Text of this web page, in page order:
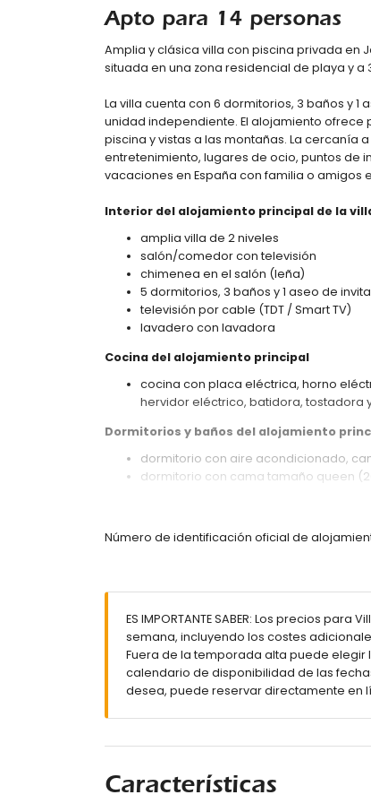
Apto para 14 personas
Amplia y clásica villa con piscina privada en
situada en una zona residencial de playa y a
La villa cuenta con 6 dormitorios, 3 baños y
unidad independiente. El alojamiento
piscina y vistas a las montañas. La cercanía
entretenimiento, lugares de ocio, puntos de
vacaciones en España con familia o amigos
Interior del alojamiento principal de la
amplia villa de 2 niveles
salón/comedor con televisión
chimenea en el salón (leña)
5 dormitorios, 3 baños y 1 aseo de
televisión por cable (TDT / Smart TV)
lavadero con lavadora
Cocina del alojamiento principal
cocina con placa eléctrica, horno
hervidor eléctrico, batidora, tostadora
Dormitorios y baños del alojamiento
dormitorio con aire acondicionado,
dormitorio con cama tamaño queen
baño en suite con doble lavabo,
baño con doble lavabo, combinación
Interior de la unidad independiente
dormitorio con 4 camas individuales
Exterior de la villa
amplia parcela cerrada
piscina privada de 10m x 5m y 2m de
cocina exterior y barbacoa
zona de estar y comedor exterior
Número de identificación oficial de
ES IMPORTANTE SABER: Los precios
semana, incluyendo los costes
Fuera de la temporada alta puede
calendario de disponibilidad de las
desea, puede reservar directamente en
Características